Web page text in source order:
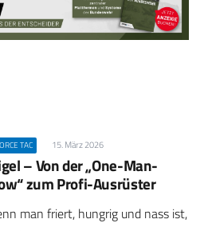
TAC 15. März 2026
– Von der „One-Man-
zum Profi-Ausrüster
man friert, hungrig und nass ist,